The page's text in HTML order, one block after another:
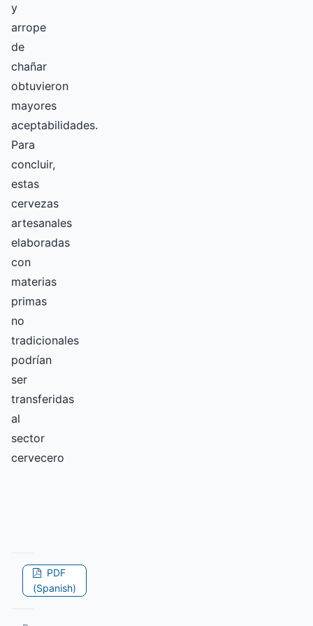
y
arrope
de
chañar
obtuvieron
mayores
aceptabilidades.
Para
concluir,
estas
cervezas
artesanales
elaboradas
con
materias
primas
no
tradicionales
podrían
ser
transferidas
al
sector
cervecero
PDF
(Spanish)